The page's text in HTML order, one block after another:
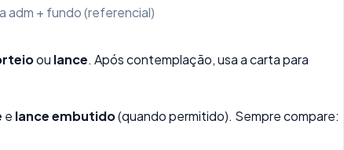
adm + fundo (referencial)
ou lance. Após contemplação, usa a carta para
e lance embutido(quando permitido). Sempre compare: